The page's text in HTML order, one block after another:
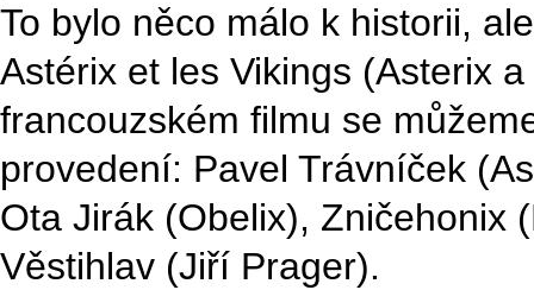
To bylo něco málo k historii,
Astérix et les Vikings (Asterix
francouzském filmu se
provedení: Pavel Trávníček
Ota Jirák (Obelix), Zničehonix
Věstihlav (Jiří Prager).